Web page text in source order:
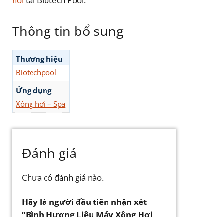
Thông tin bổ sung
Thương hiệu
Biotechpool
Ứng dụng
Xông hơi – Spa
Đánh giá
Chưa có đánh giá nào.
Hãy là người đầu tiên nhận xét
“Bình Hương Liệu Máy Xông Hơi